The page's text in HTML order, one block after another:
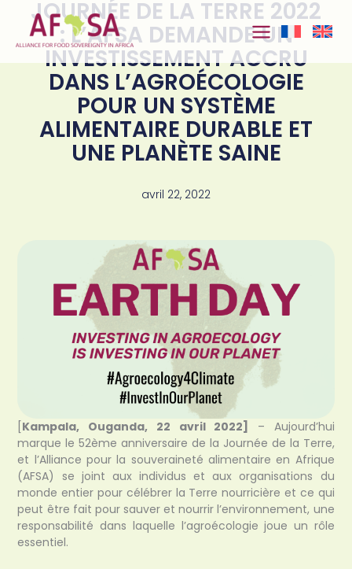
Aller au
contenuJOURNÉE DE LA TERRE 2022
: L’AFSA DEMANDE UN
INVESTISSEMENT ACCRU
DANS L’AGROÉCOLOGIE
POUR UN SYSTÈME
ALIMENTAIRE DURABLE ET
UNE PLANÈTE SAINE
avril 22, 2022
[Kampala, Ouganda, 22 avril 2022]
– Aujourd’hui
marque le 52ème anniversaire de la Journée de la Terre,
et l’Alliance pour la souveraineté alimentaire en Afrique
(AFSA) se joint aux individus et aux organisations du
monde entier pour célébrer la Terre nourricière et ce qui
peut être fait pour sauver et nourrir l’environnement, une
responsabilité dans laquelle l’agroécologie joue un rôle
essentiel.